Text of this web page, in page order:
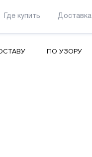
Где купить Доставка
ПО УЗОРУ